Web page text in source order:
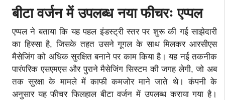
बीटा वर्जन में उपलब्ध नया फीचरः एप्पल
एप्पल ने बताया कि यह पहल इंडस्ट्री स्तर पर शुरू की गई साझेदारी
का हिस्सा है, जिसके तहत उसने गूगल के साथ मिलकर आरसीएस
मैसेजिंग को अधिक सुरक्षित बनाने पर काम किया है। यह नई तकनीक
पारंपरिक एसएमएस और पुराने मैसेजिंग सिस्टम की जगह लेगी, जो अब
तक सुरक्षा के मामले में काफी कमजोर माने जाते थे। कंपनी के
अनुसार यह फीचर फिलहाल बीटा वर्जन में उपलब्ध कराया गया है।